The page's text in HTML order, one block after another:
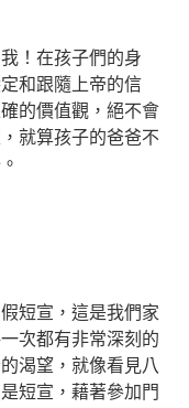
！在孩子們的身
和跟隨上帝的信
的價值觀，絕不會
就算孩子的爸爸不
短宣，這是我們家
次都有非常深刻的
渴望，就像看見八
短宣，藉著參加門